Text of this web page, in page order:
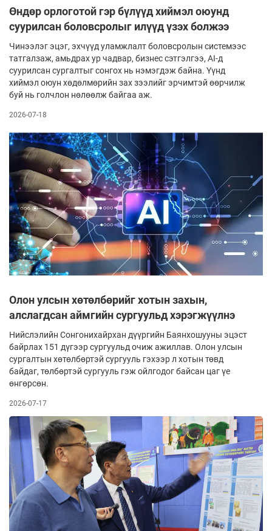
Өндөр орлоготой гэр бүлүүд хиймэл оюунд
суурилсан боловсролыг илүүд үзэх болжээ
Чинээлэг эцэг, эхчүүд уламжлалт боловсролын системээс
татгалзаж, амьдрах ур чадвар, бизнес сэтгэлгээ, AI-д
суурилсан сургалтыг сонгох нь нэмэгдэж байна. Үүнд
хиймэл оюун хөдөлмөрийн зах зээлийг эрчимтэй өөрчилж
буй нь голчлон нөлөөлж байгаа аж.
2026-07-18
Олон улсын хөтөлбөрийг хотын захын,
алслагдсан аймгийн сургуульд хэрэгжүүлнэ
Нийслэлийн Сонгонихайрхан дүүргийн Баянхошууны эцэст
байрлах 151 дүгээр сургуульд очиж ажиллав. Олон улсын
сургалтын хөтөлбөртэй сургууль гэхээр л хотын төвд
байдаг, төлбөртэй сургууль гэж ойлгодог байсан цаг үе
өнгөрсөн.
2026-07-17